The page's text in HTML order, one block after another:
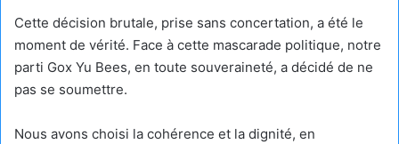
Cette décision brutale, prise sans concertation, a été le
moment de vérité. Face à cette mascarade politique, notre
parti Gox Yu Bees, en toute souveraineté, a décidé de ne
pas se soumettre.
Nous avons choisi la cohérence et la dignité, en